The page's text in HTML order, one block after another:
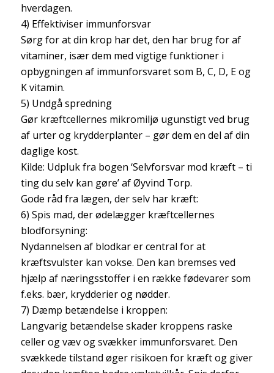
hverdagen.
4) Effektiviser immunforsvar
Sørg for at din krop har det, den har brug for af
vitaminer, især dem med vigtige funktioner i
opbygningen af immunforsvaret som B, C, D, E og
K vitamin.
5) Undgå spredning
Gør kræftcellernes mikromiljø ugunstigt ved brug
af urter og krydderplanter – gør dem en del af din
daglige kost.
Kilde: Udpluk fra bogen ‘Selvforsvar mod kræft – ti
ting du selv kan gøre’ af Øyvind Torp.
Gode råd fra lægen, der selv har kræft:
6) Spis mad, der ødelægger kræftcellernes
blodforsyning:
Nydannelsen af blodkar er central for at
kræftsvulster kan vokse. Den kan bremses ved
hjælp af næringsstoffer i en række fødevarer som
f.eks. bær, krydderier og nødder.
7) Dæmp betændelse i kroppen:
Langvarig betændelse skader kroppens raske
celler og væv og svækker immunforsvaret. Den
svækkede tilstand øger risikoen for kræft og giver